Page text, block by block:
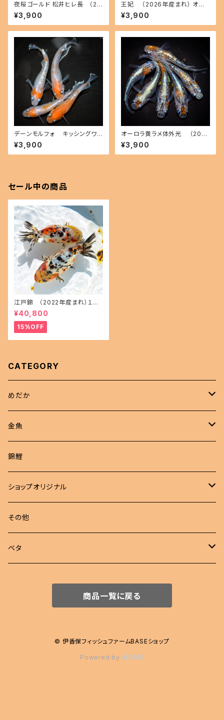
夜桜ゴールド 松井ヒレ長 （20
26年産まれ） オス3 メス3(現物
出品) ikahoff C-0728-5146
2-a
¥3,900
王妃 （2026年産まれ） オス2
メス2(現物出品) ikahoff C-0
721-51382-a
¥3,900
デーンモルフォ キッシングワイ
ドフィン（2026年産まれ） オス2
メス2(現物出品) ikahoff B-0
714-51291-a
¥3,900
オーロラ黄ラメ体外光 （2026
年産まれ） オス2 メス4(現物出
品) ikahoff C-0804-51547-
a
¥3,900
セール中の商品
江戸錦 （2022年産まれ）１５
㎝前後 オス1 メス1(現物出品) i
kahoff AA-1114-32457-a
¥40,800
15%OFF
CATEGORY
めだか
現物商品
成魚
若魚
非選別商品
成魚
若魚
金魚
ピンポンパール
現物出品
江戸錦
東錦
らんちゅう
錦鯉
ショップオリジナル
めだか 定額
めだか セット
その他
ベタ
商品一覧に戻る
© 伊香保フィッシュファームBASEショップ
Powered by